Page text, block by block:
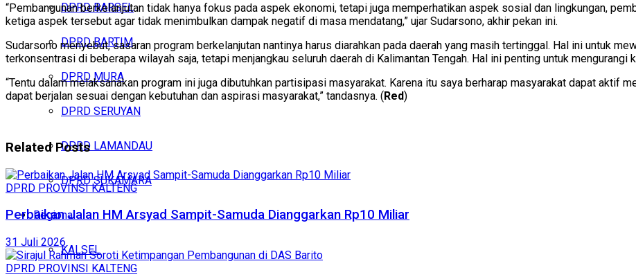
DPRD BARSEL
DPRD BARTIM
DPRD MURA
DPRD SERUYAN
DPRD LAMANDAU
DPRD SUKAMARA
Regional
KALSEL
“Pembangunan berkelanjutan tidak hanya fokus pada aspek ekonomi, tetapi juga memperhatikan aspek sosial dan lingkungan,
ketiga aspek tersebut agar tidak menimbulkan dampak negatif di masa mendatang,” ujar Sudarsono, akhir pekan ini.
Sudarsono menyebut, sasaran program berkelanjutan nantinya harus diarahkan pada daerah yang masih tertinggal. Hal ini untuk
terkonsentrasi di beberapa wilayah saja, tetapi menjangkau seluruh daerah di Kalimantan Tengah. Hal ini penting untuk mengurangi
“Tentu dalam melaksanakan program ini juga dibutuhkan partisipasi masyarakat. Karena itu saya berharap masyarakat dapat aktif
dapat berjalan sesuai dengan kebutuhan dan aspirasi masyarakat,” tandasnya. ( Red)
RelatedPosts
DPRD PROVINSI KALTENG
Perbaikan Jalan HM Arsyad Sampit-Samuda Dianggarkan Rp10 Miliar
31 Juli 2026
DPRD PROVINSI KALTENG